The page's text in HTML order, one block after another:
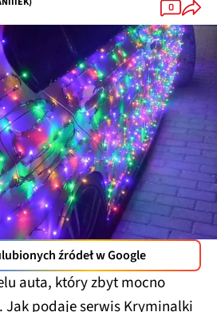
źródeł w Google
auta, który zbyt mocno
Jak podaje serwis Kryminalki